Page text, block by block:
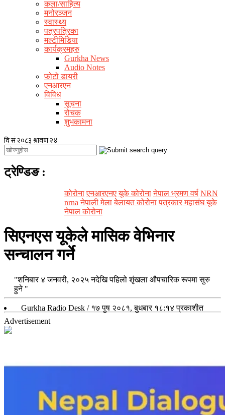
कला/साहित्य
मनोरञ्जन
स्वास्थ्य
पत्रपत्रिका
मल्टीमिडिया
कार्यक्रमहरु
Gurkha News
Audio Notes
फोटो डायरी
एनआरएन
विविध
सूचना
रोचक
शुभकामना
ट्रेण्डिङ :
कोरोना एनआरएनए यूके कोरोना नेपाल भ्रमण वर्ष NRN
nrna नेपाली मेला बेलायत कोरोना पत्रकार महासंघ यूके
नेपाल कोरोना
सिएनएस यूकेले मासिक वेभिनार
सन्चालन गर्ने
"शनिबार ४ जनवरी, २०२५ नदेखि पहिलो शृंखला औपचारिक रूपमा सुरु
हुने "
Gurkha Radio Desk / १७ पुष २०८१, बुधबार १८:१४ प्रकाशीत
Advertisement